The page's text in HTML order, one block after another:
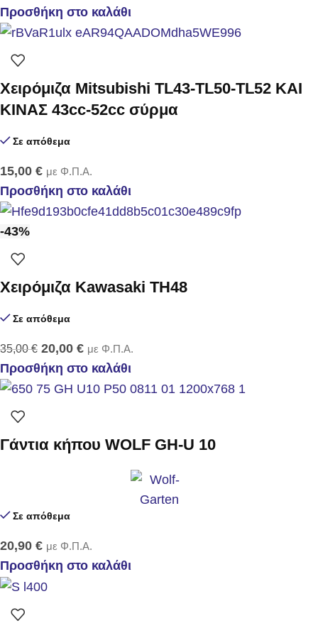
Προσθήκη στο καλάθι
Χειρόμιζα Mitsubishi TL43-TL50-TL52 KAI
KINAΣ 43cc-52cc σύρμα
Σε απόθεμα
15,00 € με Φ.Π.Α.
Προσθήκη στο καλάθι
-43%
Xειρόμιζα Kawasaki TH48
Σε απόθεμα
35,00€ 20,00 € με Φ.Π.Α.
Προσθήκη στο καλάθι
Γάντια κήπου WOLF GH-U 10
Σε απόθεμα
20,90 € με Φ.Π.Α.
Προσθήκη στο καλάθι